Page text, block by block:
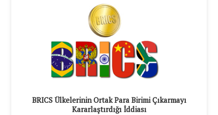
BRICS Ülkelerinin Ortak Para Birimi Çıkarmayı
Kararlaştırdığı İddiası